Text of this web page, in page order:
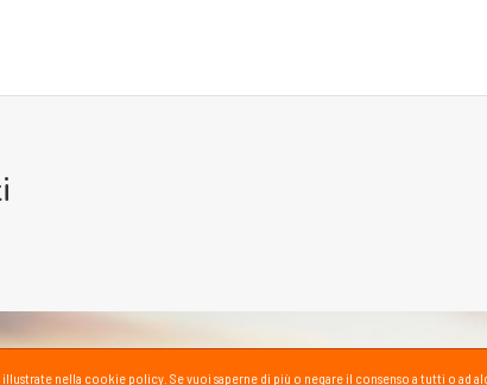
nella cookie policy. Se vuoi saperne di più o negare il consenso a tutti o